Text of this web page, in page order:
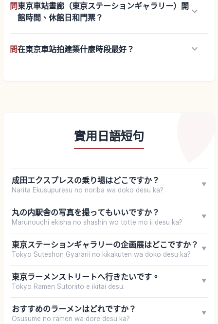
問東京車站畫廊（東京ステーションギャラリー）開
館時間、休館日和門票？
keyboard_arrow_down
問在東京車站拍建築什麼時段最好？ keyboard_arrow_down
實用日語短句
成田エクスプレスの乗り場はどこですか？
Narita Ekusupuresu no noriba wa doko desu ka?
▼
丸の内駅舎の写真を撮ってもいいですか？
Marunouchi ekisha no shashin wo totte mo ii desu ka?
▼
東京ステーションギャラリーの企画展はどこですか？
Tokyo Suteshon Gyararii no kikakuten wa doko desu ka?
▼
東京ラーメンストリートへ行きたいです。
Tokyo Ramen Sutoriito e ikitai desu.
▼
おすすめのラーメンはどれですか？
Osusume no ramen wa dore desu ka?
▼